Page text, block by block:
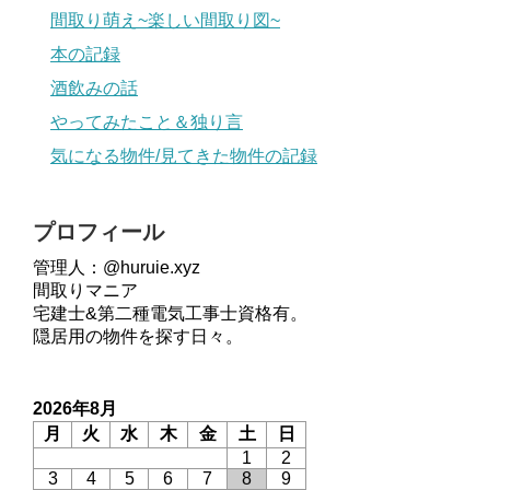
間取り萌え~楽しい間取り図~
本の記録
酒飲みの話
やってみたこと＆独り言
気になる物件/見てきた物件の記録
プロフィール
管理人：@huruie.xyz
間取りマニア
宅建士&第二種電気工事士資格有。
隠居用の物件を探す日々。
2026年8月
月
火 水 木 金 土
日
1
2
3
4 5 6 7 8 9